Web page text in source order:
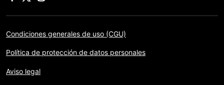
Condiciones generales de uso (CGU)
Política de protección de datos personales
Aviso legal